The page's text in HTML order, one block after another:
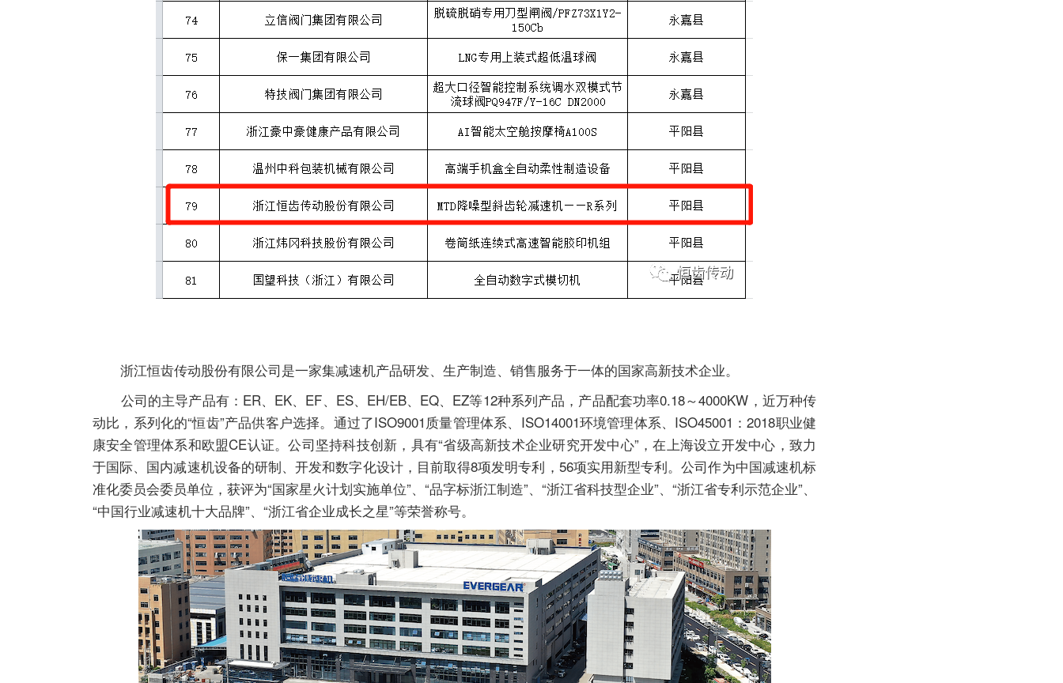
浙江恒齿传动股份有限公司是一家集减速机产品研发、生产制造、销售服务于一体的国家高新技术企业。
公司的主导产品有：ER、EK、EF、ES、EH/EB、EQ、EZ等12种系列产品，产品配套功率0.18～4000KW，近万种传
动比，系列化的“恒齿”产品供客户选择。通过了ISO9001质量管理体系、ISO14001环境管理体系、ISO45001：2018职业健
康安全管理体系和欧盟CE认证。公司坚持科技创新，具有“省级高新技术企业研究开发中心”，在上海设立开发中心，致力
于国际、国内减速机设备的研制、开发和数字化设计，目前取得8项发明专利，56项实用新型专利。公司作为中国减速机标
准化委员会委员单位，获评为“国家星火计划实施单位”、“品字标浙江制造”、“浙江省科技型企业”、“浙江省专利示范企业”、
“中国行业减速机十大品牌”、“浙江省企业成长之星”等荣誉称号。